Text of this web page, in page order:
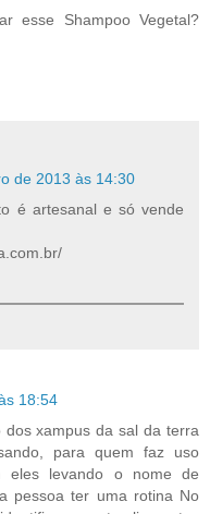
esse Shampoo Vegetal?
de 2013 às 14:30
é artesanal e só vende
18:54
xampus da sal da terra
para quem faz uso
eles levando o nome de
pessoa ter uma rotina No